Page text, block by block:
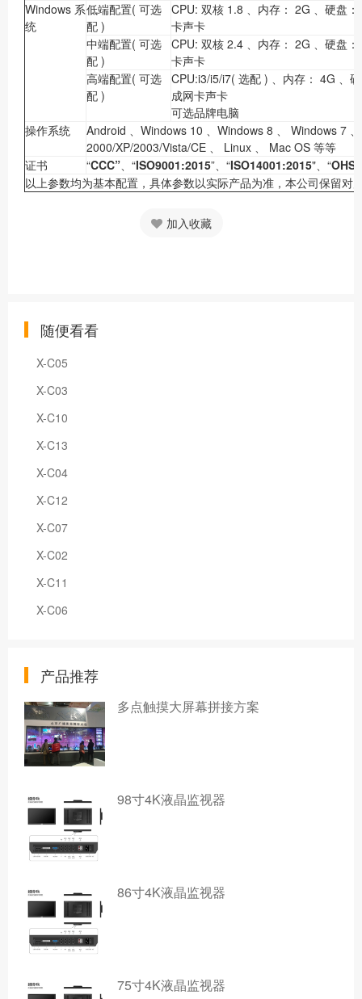
Windows 系
统
低端配置( 可选
配 )
CPU: 双核 1.8 、内存： 2G 、硬盘
卡声卡
中端配置( 可选
配 )
CPU: 双核 2.4 、内存： 2G 、硬盘
卡声卡
高端配置( 可选
配 )
CPU:i3/i5/i7( 选配 ) 、内存： 4G 、
成网卡声卡
可选品牌电脑
操作系统
Android 、Windows 10 、Windows 8 、 Windows 7
2000/XP/2003/Vista/CE 、 Linux 、 Mac OS 等等
证书
“CCC”、“ISO9001:2015”、“ISO14001:2015"、“
以上参数均为基本配置，具体参数以实际产品为准，本公司保留对
加入收藏
随便看看
X-C05
X-C03
X-C10
X-C13
X-C04
X-C12
X-C07
X-C02
X-C11
X-C06
产品推荐
多点触摸大屏幕拼接方案
98寸4K液晶监视器
86寸4K液晶监视器
75寸4K液晶监视器